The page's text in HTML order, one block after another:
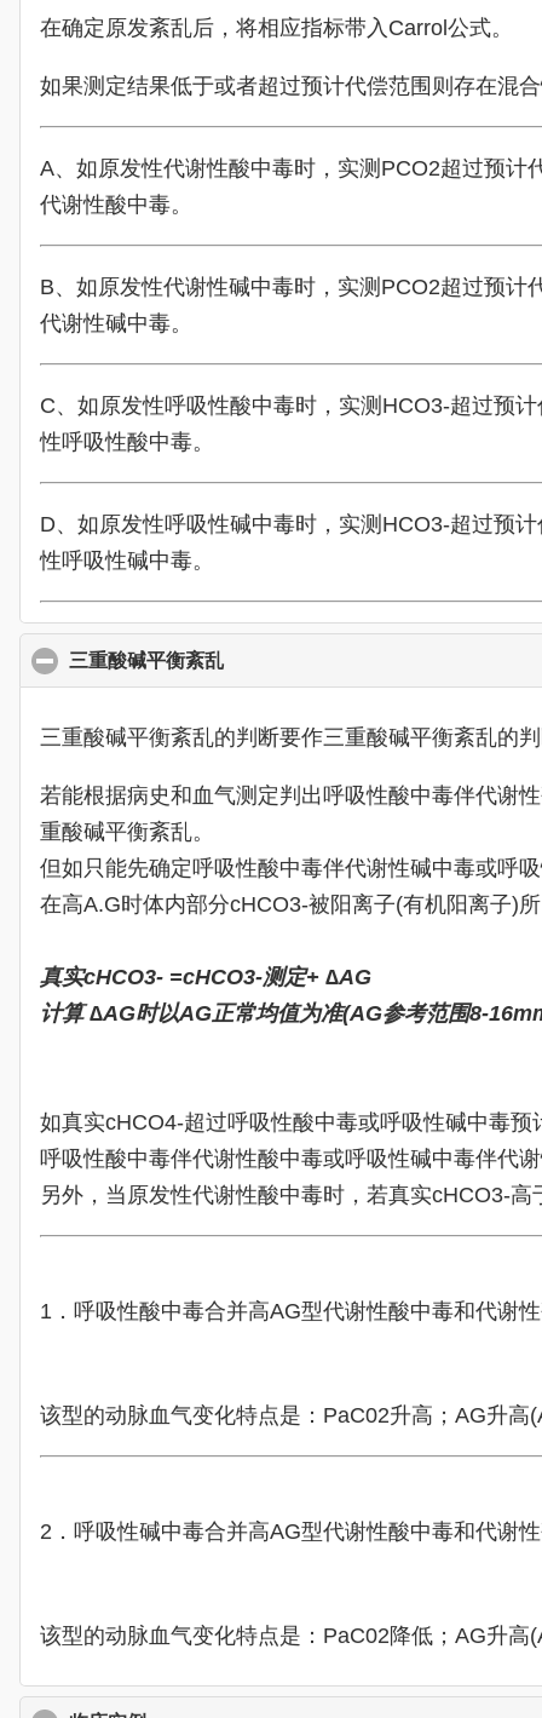
在确定原发紊乱后，将相应指标带入Carrol公式。
如果测定结果低于或者超过预计代偿范围则存在混
A、如原发性代谢性酸中毒时，实测PCO2超过预
代谢性酸中毒。
B、如原发性代谢性碱中毒时，实测PCO2超过预
代谢性碱中毒。
C、如原发性呼吸性酸中毒时，实测HCO3-超过预
性呼吸性酸中毒。
D、如原发性呼吸性碱中毒时，实测HCO3-超过预
性呼吸性碱中毒。
三重酸碱平衡紊乱
三重酸碱平衡紊乱的判断要作三重酸碱平衡紊乱的
若能根据病史和血气测定判出呼吸性酸中毒伴代谢
重酸碱平衡紊乱。
但如只能先确定呼吸性酸中毒伴代谢性碱中毒或呼
在高A.G时体内部分cHCO3-被阳离子(有机阳离子)
真实cHCO3- =cHCO3-测定+ ∆AG
计算 ∆AG时以AG正常均值为准(AG参考范围8-
如真实cHCO4-超过呼吸性酸中毒或呼吸性碱中毒
呼吸性酸中毒伴代谢性酸中毒或呼吸性碱中毒伴代
另外，当原发性代谢性酸中毒时，若真实cHCO3-
1．呼吸性酸中毒合并高AG型代谢性酸中毒和代谢
该型的动脉血气变化特点是：PaC02升高；AG升
2．呼吸性碱中毒合并高AG型代谢性酸中毒和代谢
该型的动脉血气变化特点是：PaC02降低；AG升